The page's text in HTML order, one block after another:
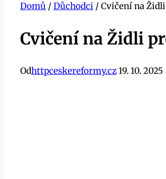
Domů / Důchodci / Cvičení na
Cvičení na Židli
Odhttpceskereformy.cz19. 10. 2025